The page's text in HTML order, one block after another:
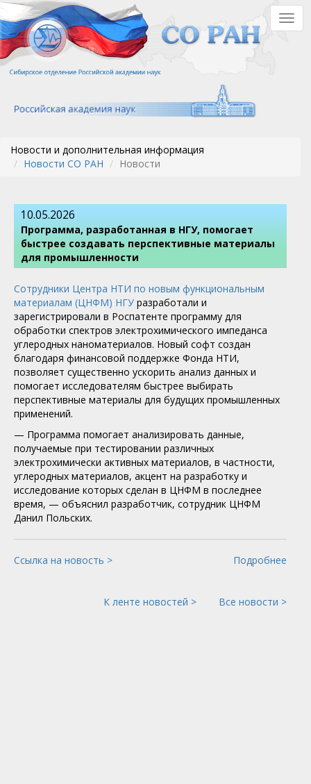
Перейти
к
основному
содержанию
Новости и дополнительная информация
Новости СО РАН
Новости
10.05.2026
Программа, разработанная в НГУ, помогает
быстрее создавать перспективные материалы
для промышленности
Сотрудники Центра НТИ по новым функциональным
материалам (ЦНФМ) НГУ разработали и
зарегистрировали в Роспатенте программу для
обработки спектров электрохимического импеданса
углеродных наноматериалов. Новый софт создан
благодаря финансовой поддержке Фонда НТИ,
позволяет существенно ускорить анализ данных и
помогает исследователям быстрее выбирать
перспективные материалы для будущих промышленных
применений.
— Программа помогает анализировать данные,
получаемые при тестировании различных
электрохимически активных материалов, в частности,
углеродных материалов, акцент на разработку и
исследование которых сделан в ЦНФМ в последнее
время, — объяснил разработчик, сотрудник ЦНФМ
Данил Польских.
Ссылка на новость > Подробнее
К ленте новостей > Все новости >